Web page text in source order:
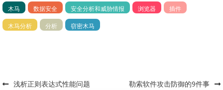
木马 数据安全 安全分析和威胁情报 浏览器 插件
木马分析 分析 窃密木马
Post navigation
浅析正则表达式性能问题 勒索软件攻击防御的9件事